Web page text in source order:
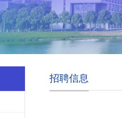
招聘信息